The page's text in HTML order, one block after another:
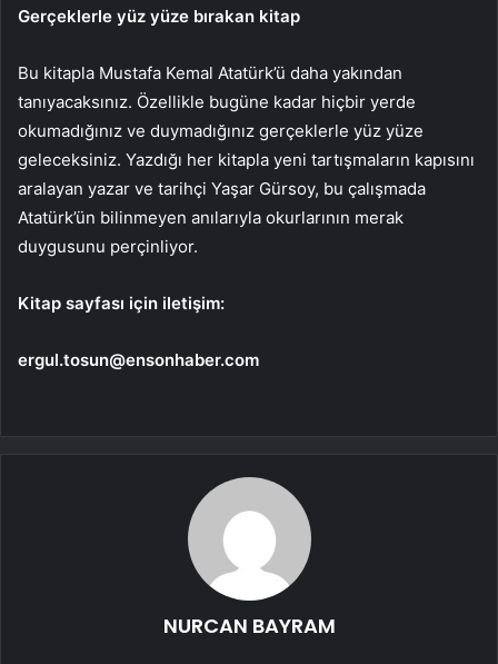
Gerçeklerle yüz yüze bırakan kitap
Bu kitapla Mustafa Kemal Atatürk’ü daha yakından
tanıyacaksınız. Özellikle bugüne kadar hiçbir yerde
okumadığınız ve duymadığınız gerçeklerle yüz yüze
geleceksiniz. Yazdığı her kitapla yeni tartışmaların kapısını
aralayan yazar ve tarihçi Yaşar Gürsoy, bu çalışmada
Atatürk’ün bilinmeyen anılarıyla okurlarının merak
duygusunu perçinliyor.
Kitap sayfası için iletişim:
ergul.tosun@ensonhaber.com
NURCAN BAYRAM